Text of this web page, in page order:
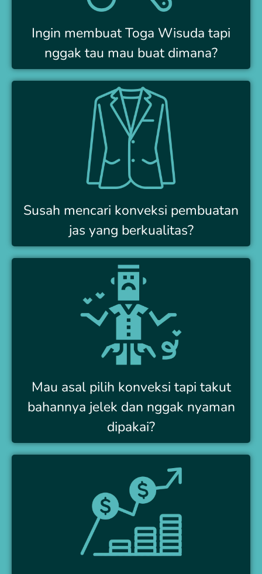
Ingin membuat Toga Wisuda tapi
nggak tau mau buat dimana?
Susah mencari konveksi pembuatan
jas yang berkualitas?
Mau asal pilih konveksi tapi takut
bahannya jelek dan nggak nyaman
dipakai?